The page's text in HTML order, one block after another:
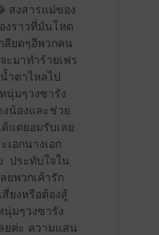
สงสารแม่ของ
งราวที่มันโหด
ยดๆอีพวกคน
ะมาทำร้ายเฟร
ำตาไหลไป
นุ่มๆวงซารัง
งน้องและช่วย
แต่ยอมรับเลย
เอกนางเอก
ประทับใจใน
ยพวกเค้ารัก
ยงหรือต้องสู้
นุ่มๆวงซารัง
ยค่ะ ความแสน